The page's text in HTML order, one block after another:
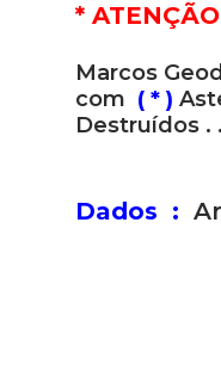
*
Marcos
com ( * )
Destruídos .
Dados :